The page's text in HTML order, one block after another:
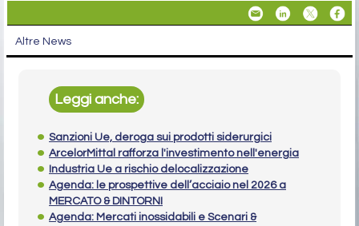
Altre News
Leggi anche:
Sanzioni Ue, deroga sui prodotti siderurgici
ArcelorMittal rafforza l'investimento nell'energia
Industria Ue a rischio delocalizzazione
Agenda: le prospettive dell’acciaio nel 2026 a
MERCATO & DINTORNI
Agenda: Mercati inossidabili e Scenari &